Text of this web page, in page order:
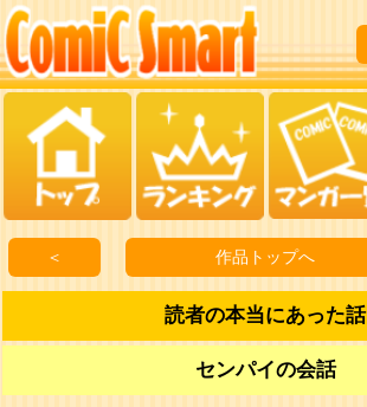
＜ 作品トップへ
読者の本当にあった話
センパイの会話